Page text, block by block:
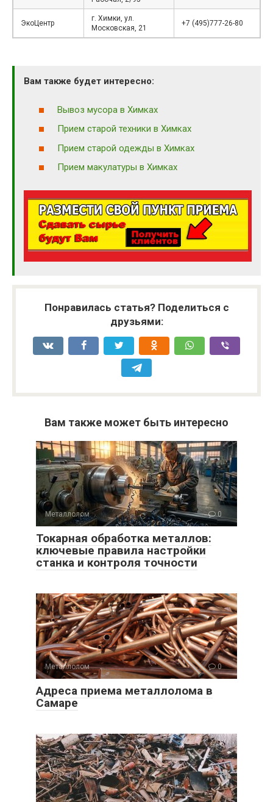
ЭкоЦентр
г. Химки, ул.
Московская, 21
+7 (495)777-26-80
Вам также будет интересно:
Вывоз мусора в Химках
Прием старой техники в Химках
Прием старой одежды в Химках
Прием макулатуры в Химках
Понравилась статья? Поделиться с
друзьями:
Вам также может быть интересно
Металлолом 0
Токарная обработка металлов:
ключевые правила настройки
станка и контроля точности
Металлолом 0
Адреса приема металлолома в
Самаре